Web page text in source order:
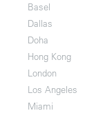
Basel
Dallas
Doha
Hong Kong
London
Los Angeles
Miami